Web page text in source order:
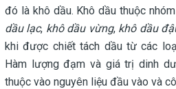
đó là khô dầu. Khô dầu thuộc
dầu lạc, khô dầu vừng, khô dầu
khi được chiết tách dầu từ các
Hàm lượng đạm và giá trị dinh
thuộc vào nguyên liệu đầu vào và